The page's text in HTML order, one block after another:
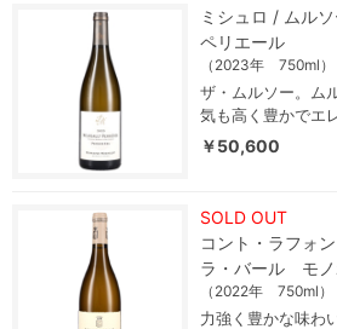
ミシュロ / ムル
ペリエール
（2023年 750ml）
ザ・ムルソー。ム
気も高く豊かでエ
￥50,600
SOLD OUT
コント・ラフォ
ラ・バール モノ
（2022年 750ml）
力強く豊かな味わ